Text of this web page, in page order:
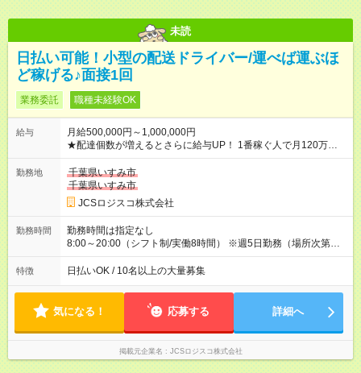
未読
日払い可能！小型の配送ドライバー/運べば運ぶほ
ど稼げる♪面接1回
業務委託 職種未経験OK
給与
月給500,000円～1,000,000円
★配達個数が増えるとさらに給与UP！ 1番稼ぐ人で月120万ほ
ど！ ・主要都市エリア 月収55万円／週5日稼働 月収65万~112
万円／週6日稼働 ・地方郊外エリア 月収40万円／週5日稼働 月
収40万円~50万円／週6日稼働 ＜モデルイメージ＞ ■月収50万
円 (27歳男性/江東区在住)※元建築関係 1日150個配達×25日勤務
(日休み) ■月収80万円(43歳男性/墨田区在住)※元営業 1日200個
勤務地
千葉県いすみ市
千葉県いすみ市
JCSロジスコ株式会社
勤務時間
勤務時間は指定なし
8:00～20:00（シフト制/実働8時間） ※週5日勤務（場所次第で
は週4も有り） ※配達状況によって時間外での勤務可能性有り ※
案件により多少の前後あり ※配達が完了次第、帰社OKです
特徴 日払いOK / 10名以上の大量募集
気になる！ 応募する 詳細へ
掲載元企業名 JCSロジスコ株式会社